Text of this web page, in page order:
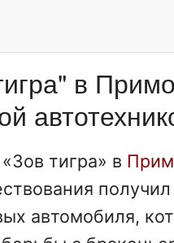
в
тигра» в
автомобиля,